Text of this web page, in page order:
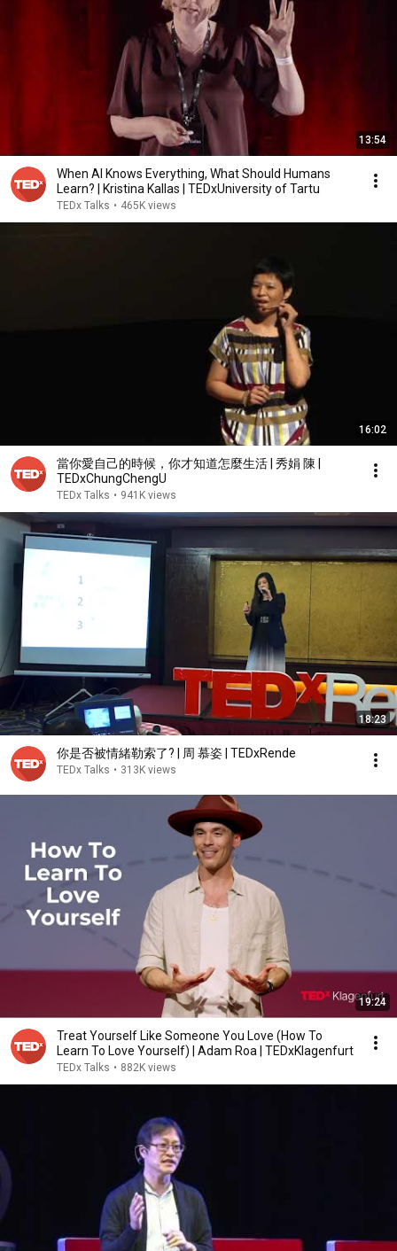
13:54
When AI Knows Everything, What Should Humans
Learn? | Kristina Kallas | TEDxUniversity of Tartu
TEDx Talks • 465K views
16:02
當你愛自己的時候，你才知道怎麼生活 | 秀娟 陳 |
TEDxChungChengU
TEDx Talks • 941K views
18:23
你是否被情緒勒索了? | 周 慕姿 | TEDxRende
TEDx Talks • 313K views
19:24
Treat Yourself Like Someone You Love (How To
Learn To Love Yourself) | Adam Roa | TEDxKlagenfurt
TEDx Talks • 882K views